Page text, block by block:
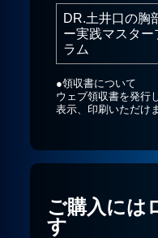
新規登録
特定商取引法に基
著作権につ
プライバシーポ
DR.土井口の胸
ー実践マスター
ラム
●領収書について
ウェブ領収書を発行
表示、印刷いただけ
ご購入には
す